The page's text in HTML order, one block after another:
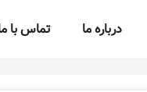
درباره ما تماس با